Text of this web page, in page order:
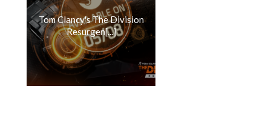
Tom Clancy's The Division
Resurgen[...]